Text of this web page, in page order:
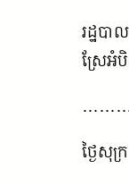
រដ្ឋប
ស្រែអំ
ថ្ងៃសុ